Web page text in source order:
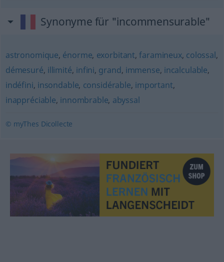
Synonyme für "incommensurable"
astronomique, énorme, exorbitant,faramineux, colossal,
démesuré, illimité, infini, grand, immense, incalculable,
indéfini, insondable, considérable, important,
inappréciable, innombrable, abyssal
© myThes Dicollecte